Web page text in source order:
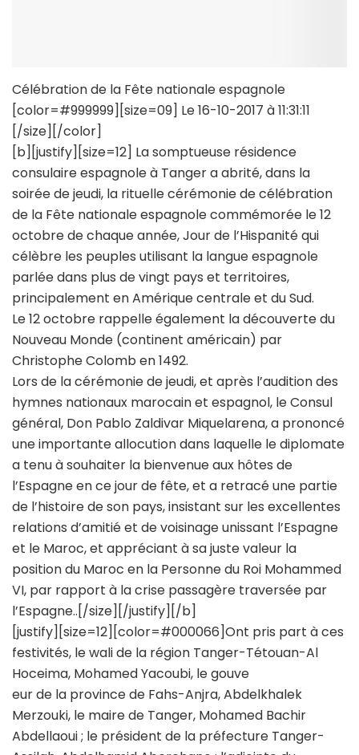
Célébration de la Fête nationale espagnole
[color=#999999][size=09] Le 16-10-2017 à 11:31:11
[/size][/color]
[b][justify][size=12] La somptueuse résidence
consulaire espagnole à Tanger a abrité, dans la
soirée de jeudi, la rituelle cérémonie de célébration
de la Fête nationale espagnole commémorée le 12
octobre de chaque année, Jour de l’Hispanité qui
célèbre les peuples utilisant la langue espagnole
parlée dans plus de vingt pays et territoires,
principalement en Amérique centrale et du Sud.
Le 12 octobre rappelle également la découverte du
Nouveau Monde (continent américain) par
Christophe Colomb en 1492.
Lors de la cérémonie de jeudi, et après l’audition des
hymnes nationaux marocain et espagnol, le Consul
général, Don Pablo Zaldivar Miquelarena, a prononcé
une importante allocution dans laquelle le diplomate
a tenu à souhaiter la bienvenue aux hôtes de
l’Espagne en ce jour de fête, et a retracé une partie
de l’histoire de son pays, insistant sur les excellentes
relations d’amitié et de voisinage unissant l’Espagne
et le Maroc, et appréciant à sa juste valeur la
position du Maroc en la Personne du Roi Mohammed
VI, par rapport à la crise passagère traversée par
l’Espagne..[/size][/justify][/b]
[justify][size=12][color=#000066]Ont pris part à ces
festivités, le wali de la région Tanger-Tétouan-Al
Hoceima, Mohamed Yacoubi, le gouve
eur de la province de Fahs-Anjra, Abdelkhalek
Merzouki, le maire de Tanger, Mohamed Bachir
Abdellaoui ; le président de la préfecture Tanger-